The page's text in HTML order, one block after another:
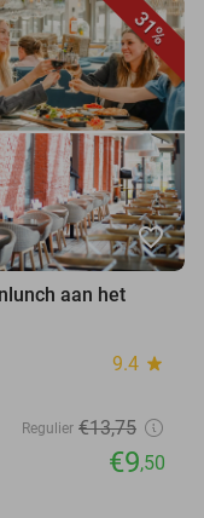
31%
favorite_border
aan het
9.4 star
Regulier €13,75
€9,50